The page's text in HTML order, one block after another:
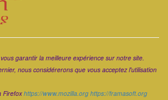
garantir la meilleure expérience sur notre site.
nous considérerons que vous acceptez l'utilisation
Firefoxhttps://www.mozilla.org https://framasoft.org